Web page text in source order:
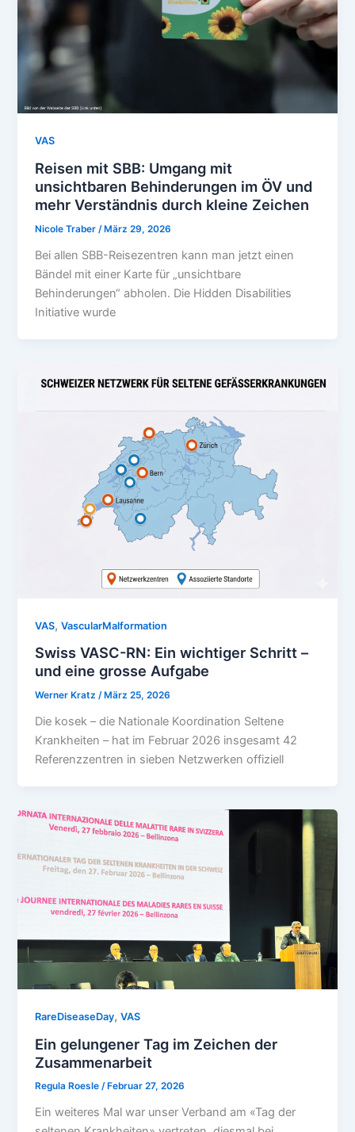
VAS
Reisen mit SBB: Umgang mit
unsichtbaren Behinderungen im ÖV und
mehr Verständnis durch kleine Zeichen
Nicole Traber/ März 29, 2026
Bei allen SBB-Reisezentren kann man jetzt einen
Bändel mit einer Karte für „unsichtbare
Behinderungen“ abholen. Die Hidden Disabilities
Initiative wurde
VAS,VascularMalformation
Swiss VASC-RN: Ein wichtiger Schritt –
und eine grosse Aufgabe
Werner Kratz/ März 25, 2026
Die kosek – die Nationale Koordination Seltene
Krankheiten – hat im Februar 2026 insgesamt 42
Referenzzentren in sieben Netzwerken offiziell
RareDiseaseDay,VAS
Ein gelungener Tag im Zeichen der
Zusammenarbeit
Regula Roesle/ Februar 27, 2026
Ein weiteres Mal war unser Verband am «Tag der